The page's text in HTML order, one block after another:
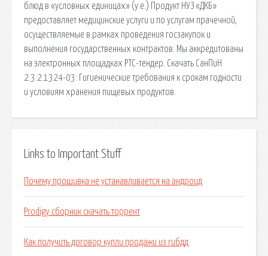
блюд в «условных единицах» (у.е.) Продукт НУЗ «ДКБ»
предоставляет медицинские услуги и по услугам прачечной,
осуществляемые в рамках проведения госзакупок и
выполнения государственных контрактов. Мы аккредитованы
на электронных площадках РТС-тендер. Скачать СанПиН
2.3.2.1324-03: Гигиенические требования к срокам годности
и условиям хранения пищевых продуктов.
Links to Important Stuff
Почему прошивка не устанавливается на андроид
Prodigy сборник скачать торрент
Как получить договор купли продажи из гибдд